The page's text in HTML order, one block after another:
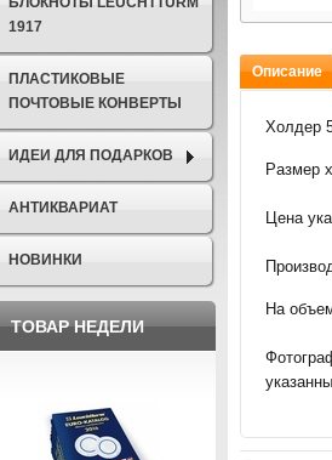
1917
ПЛАСТИКОВЫЕ
ПОЧТОВЫЕ КОНВЕРТЫ
ИДЕИ ДЛЯ ПОДАРКОВ
АНТИКВАРИАТ
НОВИНКИ
ТОВАР НЕДЕЛИ
Описание
Холдер
Размер
Цена
На